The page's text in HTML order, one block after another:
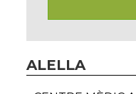
ALELLA